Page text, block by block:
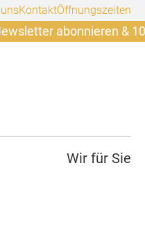
KontaktÖffnungszeiten
abonnieren & 10€
Wir für Sie